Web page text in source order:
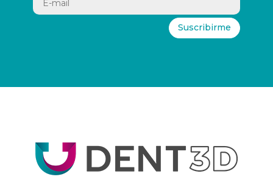
Suscribirme